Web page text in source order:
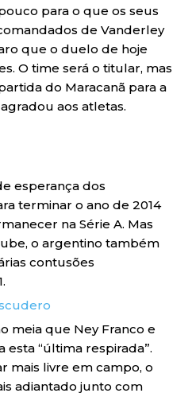
para o que os seus
de Vanderley
que o duelo de hoje
O time será o titular, mas
do Maracanã para a
aos atletas.
esperança dos
terminar o ano de 2014
na Série A. Mas
o argentino também
contusões
meia que Ney Franco e
esta “última respirada”.
mais livre em campo, o
adiantado junto com